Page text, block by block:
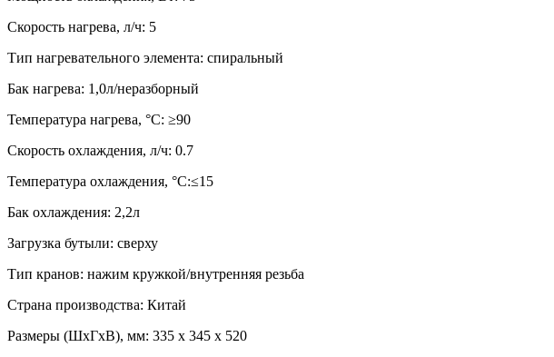
Скорость нагрева, л/ч: 5
Тип нагревательного элемента: спиральный
Бак нагрева: 1,0л/неразборный
Температура нагрева, °С: ≥90
Скорость охлаждения, л/ч: 0.7
Температура охлаждения, °С:≤15
Бак охлаждения: 2,2л
Загрузка бутыли: сверху
Тип кранов: нажим кружкой/внутренняя резьба
Страна производства: Китай
Размеры (ШхГхВ), мм: 335 х 345 х 520